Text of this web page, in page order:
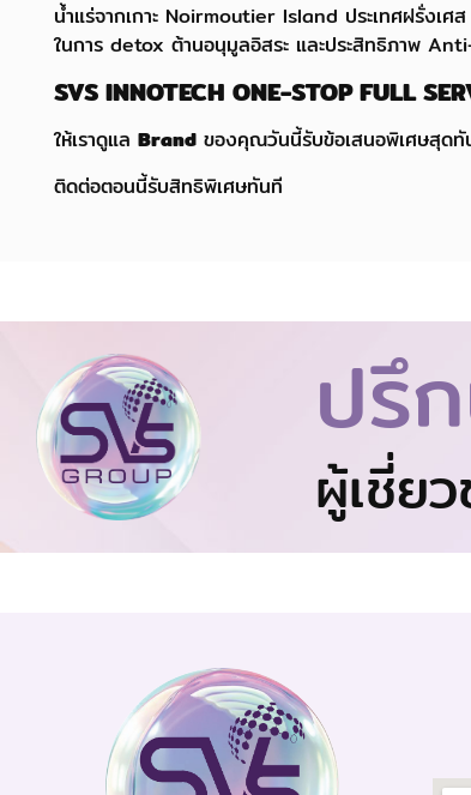
น้ำแร่จากเกาะ Noirmoutier Island ประเทศฝรั่งเ
ในการ detox ต้านอนุมูลอิสระ และประสิทธิภาพ
SVS INNOTECH ONE-STOP FULL
ให้เราดูแล Brand ของคุณวันนี้รับข้อเสนอพิเศษสุดทั
ติดต่อตอนนี้รับสิทธิพิเศษทันที
ปรึ
ผู้เชี่ย